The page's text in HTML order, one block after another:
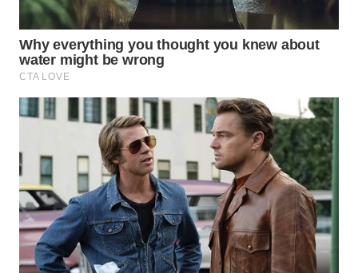
WN
SURABAYA
NATUNA
WN
BINTAN
WN
MANDALIKA